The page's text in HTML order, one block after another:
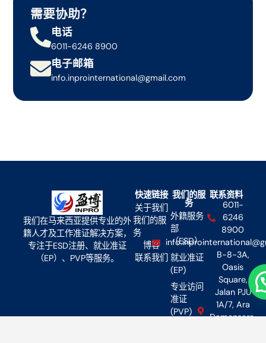
需要协助？
电话
6011-6246 8900
电子邮箱
info.inprointernational@gmail.com
我们在马来西亚提供专业的外
籍人才及工作准证解决方案，
专注于ESD注册、就业准证
（EP）、PVP等服务。
快速链接
关于我们
我们的服
务
博客
联系我们
我们的服
务
外籍服务
部
（ESD）
就业准证
(EP)
专业访问
准证
(PVP)
联系资料
6011-
6246
8900
B-8-3A,
Oasis
Square,
Jalan PJU
1A/7, Ara
Damansara,